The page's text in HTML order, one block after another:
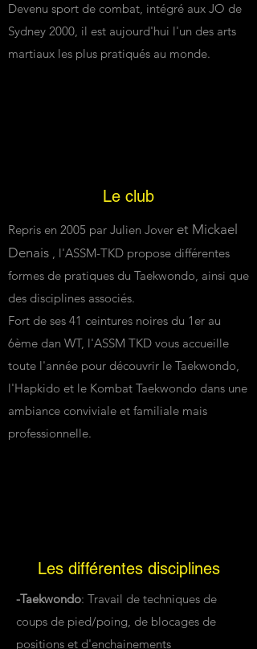
Devenu sport de combat, intégré aux JO de
Sydney 2000, il est aujourd'hui l'un des arts
martiaux les plus pratiqués au monde.
Le club
Repris en 2005 par Julien Jover et Mickael
Denais , l'ASSM-TKD propose différentes
formes de pratiques du Taekwondo, ainsi que
des disciplines associés.
Fort de ses 41 ceintures noires du 1er au
6ème dan WT, l'ASSM TKD vous accueille
toute l'année pour découvrir le Taekwondo,
l'Hapkido et le Kombat Taekwondo dans une
ambiance conviviale et familiale mais
professionnelle.
Les différentes disciplines
-Taekwondo: Travail de techniques de
coups de pied/poing, de blocages de
positions et d'enchainements